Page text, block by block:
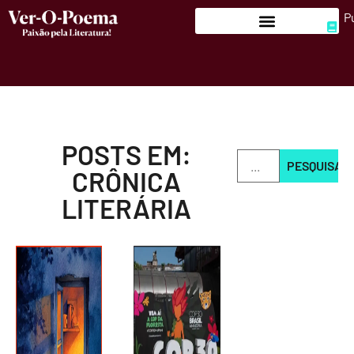
POSTS EM:
CRÔNICA
LITERÁRIA
PESQUISAR